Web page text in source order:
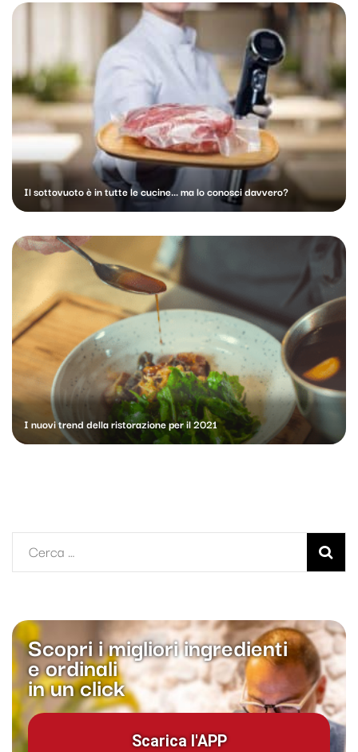
Il sottovuoto è in tutte le cucine… ma lo conosci davvero?
I nuovi trend della ristorazione per il 2021
Ricerca
per:
Scopri i migliori ingredienti
e ordinali
in un click
Scarica l'APP